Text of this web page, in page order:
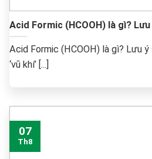
Acid Formic (HCOOH) là gì?
Acid Formic (HCOOH) là gì? Lưu
‘vũ khí’ [...]
07
Th8